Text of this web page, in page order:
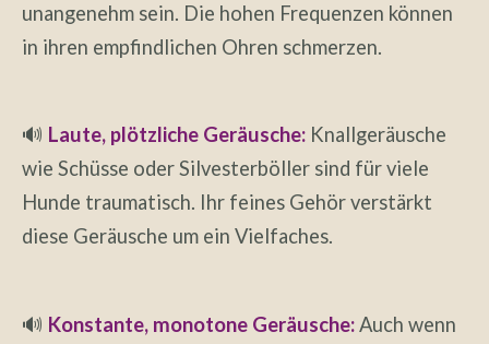
unangenehm sein. Die hohen Frequenzen können
in ihren empfindlichen Ohren schmerzen.
🔊 Laute, plötzliche Geräusche: Knallgeräusche
wie Schüsse oder Silvesterböller sind für viele
Hunde traumatisch. Ihr feines Gehör verstärkt
diese Geräusche um ein Vielfaches.
🔊 Konstante, monotone Geräusche:Auch wenn